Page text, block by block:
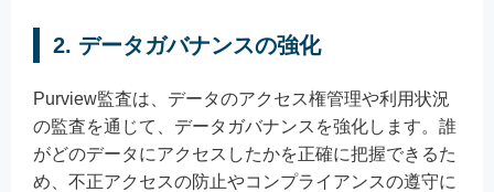
2. データガバナンスの強化
Purview監査は、データのアクセス権管理や利用状況
の監査を通じて、データガバナンスを強化します。誰
がどのデータにアクセスしたかを正確に把握できるた
め、不正アクセスの防止やコンプライアンスの遵守に